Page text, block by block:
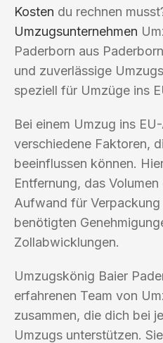
Kosten du rechnen
Umzugsunternehmen
Paderborn aus
und zuverlässige
speziell für Umzüge ins
Bei einem Umzug ins
verschiedene Faktoren,
beeinflussen können.
Entfernung, das
Aufwand für
benötigten
Zollabwicklungen.
Umzugskönig Baier
erfahrenen Team von
zusammen, die dich bei
Umzugs unterstützen.